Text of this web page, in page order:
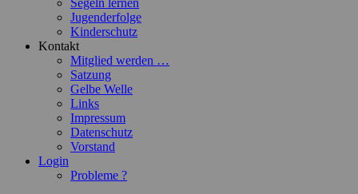
Jugenderfolge
Kinderschutz
Kontakt
Mitglied werden …
Satzung
Gelbe Welle
Links
Impressum
Datenschutz
Vorstand
Login
Probleme ?